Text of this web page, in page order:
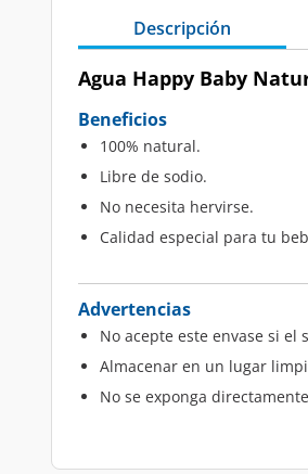
Descripción
Agua Happy Baby
Beneficios
100% natural.
Libre de sodio.
No necesita hervirse.
Calidad especial para tu
Advertencias
No acepte este envase si
Almacenar en un lugar
No se exponga